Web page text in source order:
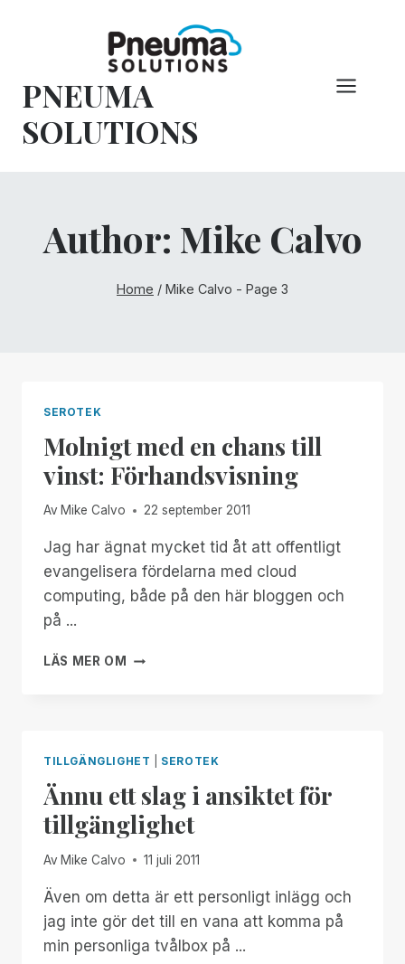
PNEUMA
SOLUTIONS
Author: Mike Calvo
Home / Mike Calvo - Page 3
SEROTEK
Molnigt med en chans till
vinst: Förhandsvisning
Av Mike Calvo 22 september 2011
Jag har ägnat mycket tid åt att offentligt
evangelisera fördelarna med cloud
computing, både på den här bloggen och
på ...
LÄS MER OM
MOLNIGT
VINST:
FÖRHANDSVISNING
TILLGÄNGLIGHET SEROTEK
Ännu ett slag i ansiktet för
tillgänglighet
Av Mike Calvo 11 juli 2011
Även om detta är ett personligt inlägg och
jag inte gör det till en vana att komma på
min personliga tvålbox på ...